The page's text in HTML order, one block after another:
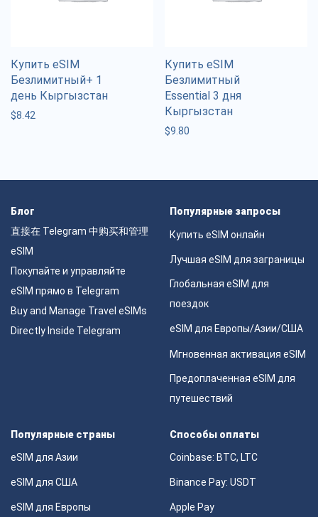
Купить eSIM
Безлимитный+ 1
день Кыргызстан
$8.42
Купить eSIM
Безлимитный
Essential 3 дня
Кыргызстан
$9.80
Блог
直接在 Telegram 中购买和管理
eSIM
Покупайте и управляйте
eSIM прямо в Telegram
Buy and Manage Travel eSIMs
Directly Inside Telegram
Популярные запросы
Купить eSIM онлайн
Лучшая eSIM для заграницы
Глобальная eSIM для
поездок
eSIM для Европы/Азии/США
Мгновенная активация eSIM
Предоплаченная eSIM для
путешествий
Популярные страны
eSIM для Азии
eSIM для США
eSIM для Европы
Способы оплаты
Coinbase: BTC, LTC
Binance Pay: USDT
Apple Pay